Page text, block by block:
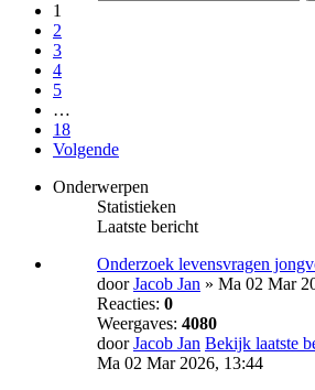
1
2
3
4
5
…
18
Volgende
Onderwerpen
Statistieken
Laatste bericht
Onderzoek levensvragen
doorJacob Jan » Ma 02 Mar
Reacties: 0
Weergaves: 4080
doorJacob Jan Bekijk laatste
Ma 02 Mar 2026, 13:44